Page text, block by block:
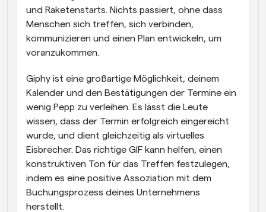
und Raketenstarts. Nichts passiert, ohne dass
Menschen sich treffen, sich verbinden,
kommunizieren und einen Plan entwickeln, um
voranzukommen.
Giphy ist eine großartige Möglichkeit, deinem
Kalender und den Bestätigungen der Termine ein
wenig Pepp zu verleihen. Es lässt die Leute
wissen, dass der Termin erfolgreich eingereicht
wurde, und dient gleichzeitig als virtuelles
Eisbrecher. Das richtige GIF kann helfen, einen
konstruktiven Ton für das Treffen festzulegen,
indem es eine positive Assoziation mit dem
Buchungsprozess deines Unternehmens
herstellt.